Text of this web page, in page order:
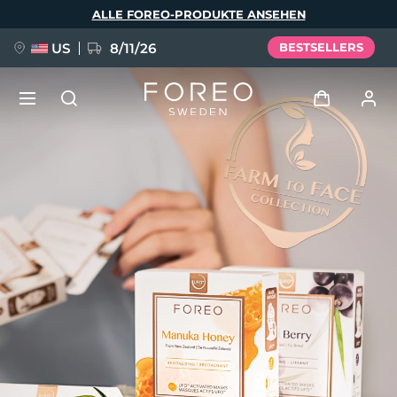
ALLE FOREO-PRODUKTE ANSEHEN
US 8/11/26 BESTSELLERS
Anmelden
Benutzerkonto
Meine Geräte
Meine Bestellungen
Meine Adressen
Meine Abonnements
FAQ™ Pure Beauty-Tech Elixir
BREAKING NEWS
issa™ Teeth Whitening Set
English Deutsch
Español
Français
Italiano
Português
Polski
Svenska
Русский
简体中文 繁體中文